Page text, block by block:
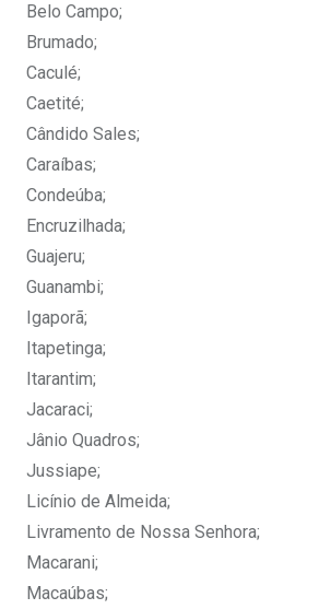
Belo Campo;
Brumado;
Caculé;
Caetité;
Cândido Sales;
Caraíbas;
Condeúba;
Encruzilhada;
Guajeru;
Guanambi;
Igaporã;
Itapetinga;
Itarantim;
Jacaraci;
Jânio Quadros;
Jussiape;
Licínio de Almeida;
Livramento de Nossa Senhora;
Macarani;
Macaúbas;